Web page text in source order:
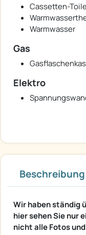
Cassetten-
Warmwasser
Gas
Elektro
Beschreibung
Wir haben ständig
hier sehen Sie nur
nicht alle Fotos